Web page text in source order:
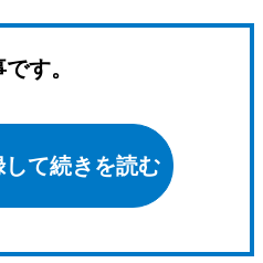
す。
て続きを読む